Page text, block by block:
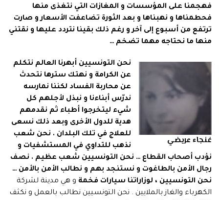
فهجمنا على المؤسسات و المغازات التي نتغذى منها
فحطمناها و نهبناها و بعد الثورة تضاعفت الأسعار و صارت
ترتفع من أسبوع إلى آخر و رغم ذلك بقينا نتردد عليها و نقتني
منها ما نحتاجه مهما تضخم …
غنجاء عريضي
نحن التونسيين أبهرنا العالم نتكلم
عن الكرامة و نهتك سترها نتحدث
عن محاربة الفساد لكننا نمارسه
ندرّس أبناءنا و نبذل لأجلهم كل
شيء ليتخرجوا أطباء ثم نقدمهم
هدية للدول الأخرى وبعد ذلك نسعى
للعلاج في تلك البلدان . نحن شعب
نذهب للتداوي في المستشفيات و
نؤدب أصحاب القطاع … نحن التونسيين شعب عظيم . نصف
رجال الأمن بالطاغوت و نستنجد بهم و نطالب الأمن بالأمن …
نحن التونسيين ، لوزاراتنا سيارات فخمة و هي مدينة لشركة
الكهرباء والغاز بالملايين . نحن التونسيين نطالب بالعمل و نكثف